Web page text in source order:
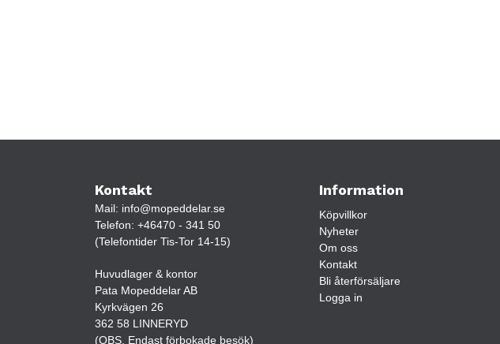
Kontakt
Mail: info@mopeddelar.se
Telefon: +46470 - 341 50
(Telefontider Tis-Tor 14-15)
Huvudlager & kontor
Pata Mopeddelar AB
Kyrkvägen 26
362 58 LINNERYD
(OBS. Endast förbokade besök)
Information
Köpvillkor
Nyheter
Om oss
Kontakt
Bli återförsäljare
Logga in